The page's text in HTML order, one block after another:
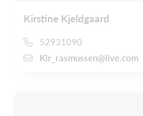
Kirstine Kjeldgaard
52931090
Kir_rasmussen@live.com